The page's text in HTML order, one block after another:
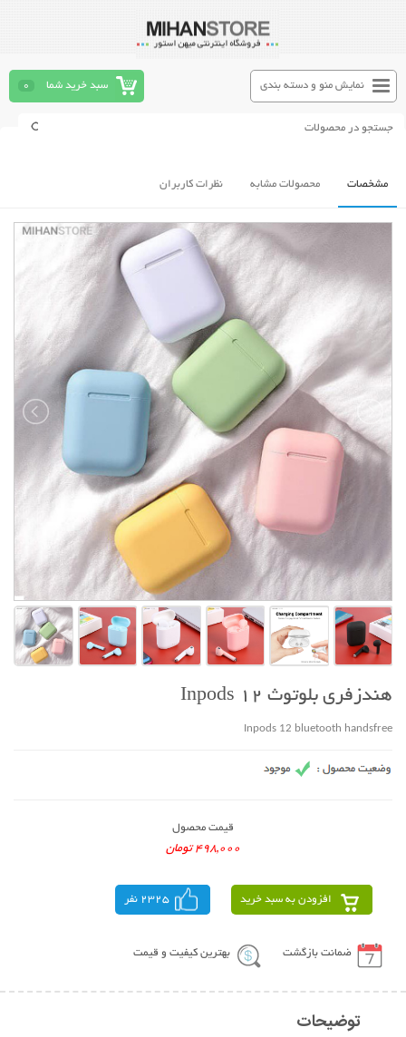
سبد خرید شما 0 نمایش منو و دسته بندی
مشخصات محصولات مشابه نظرات کاربران
هندزفری بلوتوث Inpods 12
Inpods 12 bluetooth handsfree
قیمت محصول
498,000 تومان
افزودن به سبد خرید 2325 نفر
ضمانت بازگشت بهترین کیفیت و قیمت
توضیحات